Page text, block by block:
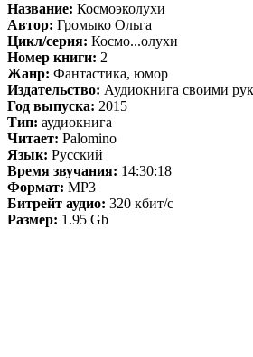
Название: Космоэколухи
Автор: Громыко Ольга
Цикл/серия: Космо...олухи
Номер книги: 2
Жанр: Фантастика, юмор
Издательство: Аудиокнига своими
Год выпуска: 2015
Тип: аудиокнига
Читает: Palomino
Язык: Русский
Время звучания: 14:30:18
Формат: MP3
Битрейт аудио: 320 кбит/c
Размер: 1.95 Gb